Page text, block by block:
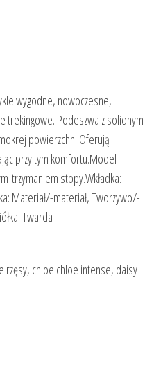
wygodne, nowoczesne,
trekingowe. Podeszwa z solidnym
powierzchni.Oferują
przy tym komfortu.Model
trzymaniem stopy.Wkładka:
Materiał/-materiał, Tworzywo/-
Twarda
rzęsy, chloe chloe intense, daisy